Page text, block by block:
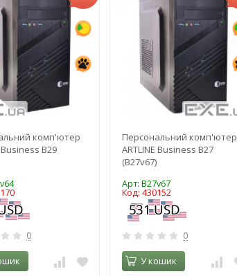
комп'ютер
Business B29
0
Персональний комп'ютер
ARTLINE Business B27
(B27v67)
Арт: B27v67
Код: 430152
0
У кошик